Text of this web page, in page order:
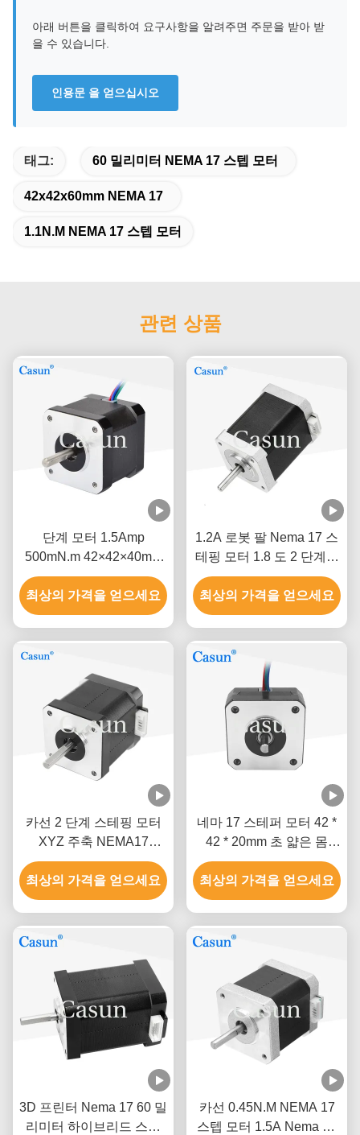
아래 버튼을 클릭하여 요구사항을 알려주면 주문을 받아 받
을 수 있습니다.
인용문 을 얻으십시오
태그: 60 밀리미터 NEMA 17 스텝 모터
42x42x60mm NEMA 17
1.1N.M NEMA 17 스텝 모터
관련 상품
단계 모터 1.5Amp
500mN.m 42×42×40mm
ISO CE와 함께 NEMA 17
최상의 가격을 얻으세요
1.2A 로봇 팔 Nema 17 스
테핑 모터 1.8 도 2 단계고
정밀도
최상의 가격을 얻으세요
카선 2 단계 스테핑 모터
XYZ 주축 NEMA17
0.52Nm
최상의 가격을 얻으세요
네마 17 스테퍼 모터 42 *
42 * 20mm 초 얇은 몸
1.0A 130mN.m 의료 장비
최상의 가격을 얻으세요
3D 프린터 Nema 17 60 밀
리미터 하이브리드 스텝
카선 0.45N.M NEMA 17
스텝 모터 1.5A Nema 17